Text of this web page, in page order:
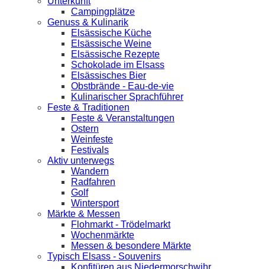
Campingplätze
Genuss & Kulinarik
Elsässische Küche
Elsässische Weine
Elsässische Rezepte
Schokolade im Elsass
Elsässisches Bier
Obstbrände - Eau-de-vie
Kulinarischer Sprachführer
Feste & Traditionen
Feste & Veranstaltungen
Ostern
Weinfeste
Festivals
Aktiv unterwegs
Wandern
Radfahren
Golf
Wintersport
Märkte & Messen
Flohmarkt - Trödelmarkt
Wochenmärkte
Messen & besondere Märkte
Typisch Elsass - Souvenirs
Konfitüren aus Niedermorschwihr